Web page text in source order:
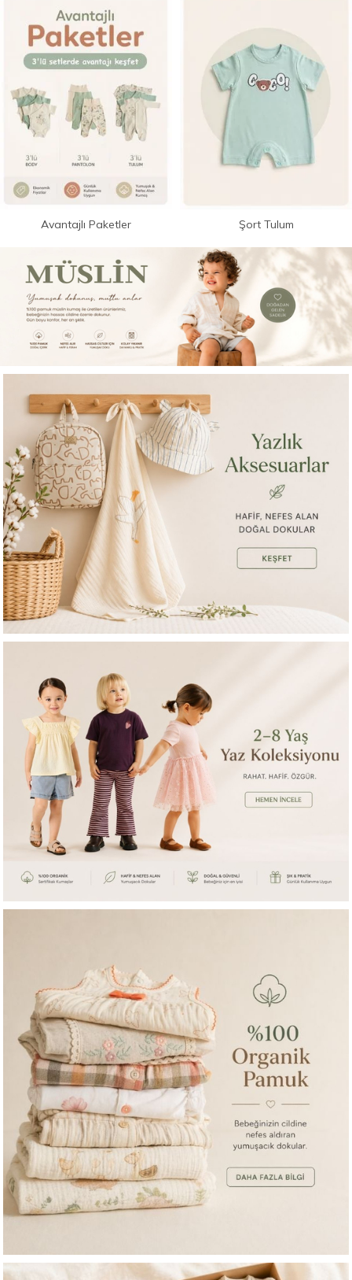
Avantajlı Paketler Şort Tulum